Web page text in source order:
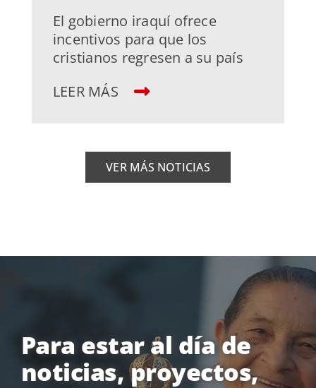
El gobierno iraquí ofrece
incentivos para que los
cristianos regresen a su país
LEER MÁS
VER MÁS NOTICIAS
Para estar al día de
noticias, proyectos,